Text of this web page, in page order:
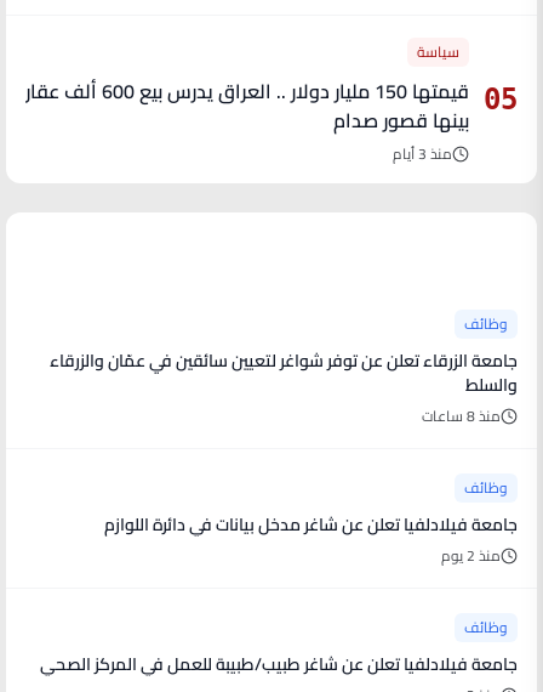
05
سياسة
قيمتها 150 مليار دولار .. العراق يدرس بيع 600 ألف عقار
بينها قصور صدام
منذ 3 أيام
وظائف
جامعة الزرقاء تعلن عن توفر شواغر لتعيين سائقين في عمّان والزرقاء
والسلط
منذ 8 ساعات
وظائف
جامعة فيلادلفيا تعلن عن شاغر مدخل بيانات في دائرة اللوازم
منذ 2 يوم
وظائف
جامعة فيلادلفيا تعلن عن شاغر طبيب/طبيبة للعمل في المركز الصحي